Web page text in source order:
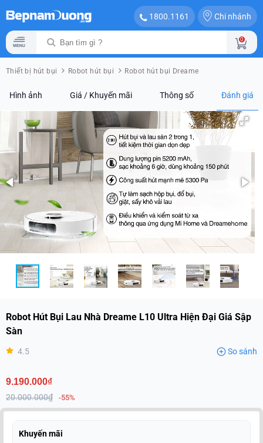
1800.1161 Chi nhánh
0
Thiết bị hút bụi Robot hút bụi Robot hút bụi Dreame
Hình ảnh Giá / Khuyến mãi Thông số Đánh giá
Robot Hút Bụi Lau Nhà Dreame L10 Ultra Hiện Đại Giá Sập
Sàn
4.5 So sánh
9.190.000₫
20.000.000₫ -55%
Khuyến mãi